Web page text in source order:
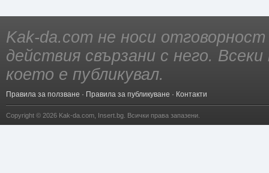
Kak-da.com не носи
действия свързани с него.
което е публикувал.
Правила за ползване · Правила за публикуване · Контакти
Copyright © 2026 Kak-da.com Insert.bg . Всички права запазени.